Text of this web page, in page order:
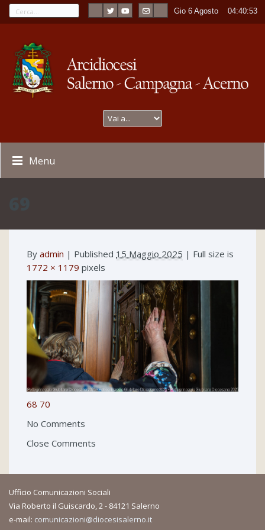
Gio 6 Agosto ----04:40:53
Menu
By admin | Published 15 Maggio 2025 | Full size is
1772 × 1179 pixels
68 70
No Comments
Close Comments
Ufficio Comunicazioni Sociali
Via Roberto il Guiscardo, 2 - 84121 Salerno
e-mail: comunicazioni@diocesisalerno.it